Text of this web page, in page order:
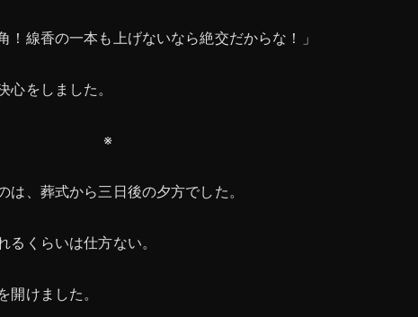
線香の一本も上げないなら絶交だからな！」
をしました。
※
は、葬式から三日後の夕方でした。
くらいは仕方ない。
開けました。